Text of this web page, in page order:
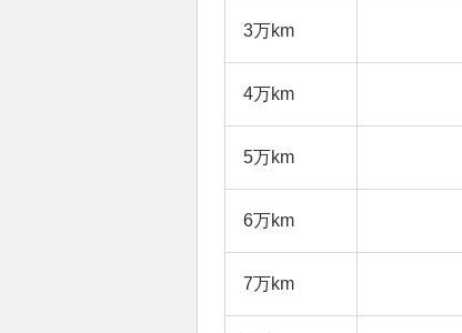
3万km
4万km
5万km
6万km
7万km